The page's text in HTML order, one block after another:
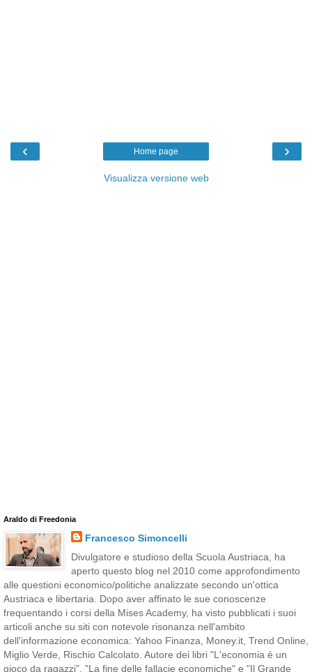
‹ ›
Home page
Visualizza versione web
Araldo di Freedonia
Francesco Simoncelli
Divulgatore e studioso della Scuola Austriaca, ha
aperto questo blog nel 2010 come approfondimento
alle questioni economico/politiche analizzate secondo un'ottica
Austriaca e libertaria. Dopo aver affinato le sue conoscenze
frequentando i corsi della Mises Academy, ha visto pubblicati i suoi
articoli anche su siti con notevole risonanza nell'ambito
dell'informazione economica: Yahoo Finanza, Money.it, Trend Online,
Miglio Verde, Rischio Calcolato. Autore dei libri "L'economia è un
gioco da ragazzi", "La fine delle fallacie economiche" e "Il Grande